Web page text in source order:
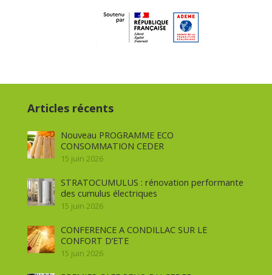
Articles récents
Nouveau PROGRAMME ECO
CONSOMMATION CEDER
15 juin 2026
STRATOCUMULUS : rénovation performante
des cumulus électriques
15 juin 2026
CONFERENCE A CONDILLAC SUR LE
CONFORT D’ETE
15 juin 2026